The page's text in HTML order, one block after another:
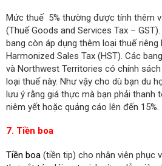
Mức thuế 5% thường được tính thêm
(Thuế Goods and Services Tax –
bang còn áp dụng thêm loại thuế riêng
Harmonized Sales Tax (HST). Các
và Northwest Territories có chính
loại thuế này. Như vậy cho dù bạn du
lưu ý rằng giá thực mà bạn phải thanh
niêm yết hoặc quảng cáo lên đến 15%.
7. Tiền boa
Tiền boa (tiền tip) cho nhân viên phục